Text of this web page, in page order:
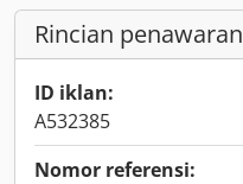
Rincian penawaran
ID iklan:
A532385
Nomor referensi: